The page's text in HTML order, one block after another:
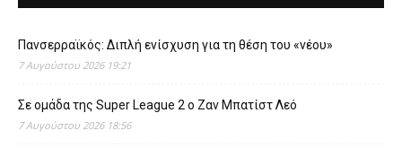
Πανσερραϊκός: Διπλή ενίσχυση για τη θέση του «νέου»
7 Αυγούστου 2026 19:21
Σε ομάδα της Super League 2 o Ζαν Μπατίστ Λεό
7 Αυγούστου 2026 18:56